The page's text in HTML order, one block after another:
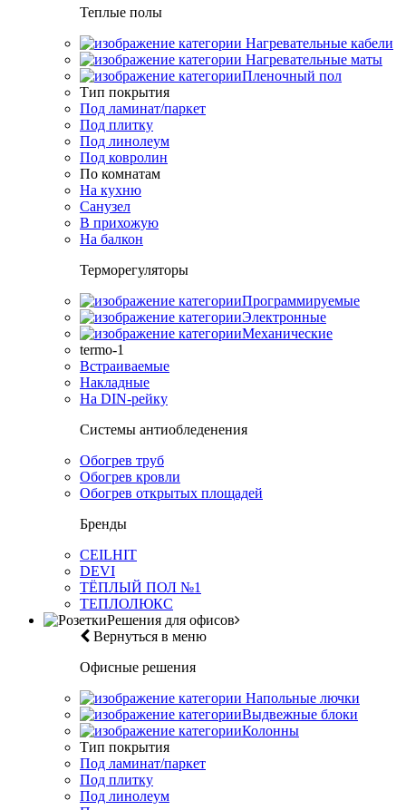
Теплые полы
Нагревательные кабели
Нагревательные маты
Пленочный пол
Тип покрытия
Под ламинат/паркет
Под плитку
Под линолеум
Под ковролин
По комнатам
На кухню
Санузел
В прихожую
На балкон
Терморегуляторы
Программируемые
Электронные
Механические
termo-1
Встраиваемые
Накладные
На DIN-рейку
Системы антиобледенения
Обогрев труб
Обогрев кровли
Обогрев открытых площадей
Бренды
CEILHIT
DEVI
ТЁПЛЫЙ ПОЛ №1
ТЕПЛОЛЮКС
Решения для офисов
Вернуться в меню
Офисные решения
Напольные лючки
Выдвежные блоки
Колонны
Тип покрытия
Под ламинат/паркет
Под плитку
Под линолеум